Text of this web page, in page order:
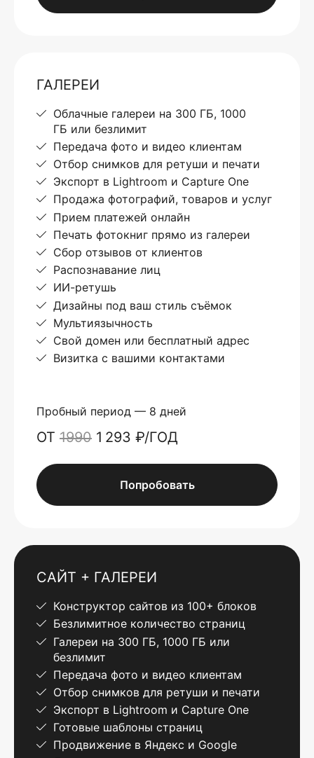
ГАЛЕРЕИ
Облачные галереи на 300 ГБ, 1000
ГБ или безлимит
Передача фото и видео клиентам
Отбор снимков для ретуши и печати
Экспорт в Lightroom и Capture One
Продажа фотографий, товаров и услуг
Прием платежей онлайн
Печать фотокниг прямо из галереи
Сбор отзывов от клиентов
Распознавание лиц
ИИ-ретушь
Дизайны под ваш стиль съёмок
Мультиязычность
Свой домен или бесплатный адрес
Визитка с вашими контактами
Пробный период — 8 дней
ОТ 1990 1 293 ₽/ГОД
Попробовать
САЙТ + ГАЛЕРЕИ
Конструктор сайтов из 100+ блоков
Безлимитное количество страниц
Галереи на 300 ГБ, 1000 ГБ или
безлимит
Передача фото и видео клиентам
Отбор снимков для ретуши и печати
Экспорт в Lightroom и Capture One
Готовые шаблоны страниц
Продвижение в Яндекс и Google